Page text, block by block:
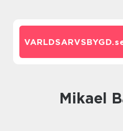
VARLDSARVSBYGD.
Mikael